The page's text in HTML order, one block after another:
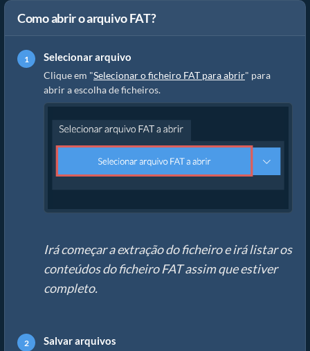
Como abrir o arquivo FAT?
Selecionar arquivo
Clique em "Selecionar o ficheiro FAT para abrir" para
abrir a escolha de ficheiros.
Irá começar a extração do ficheiro e irá listar os
conteúdos do ficheiro FAT assim que estiver
completo.
Salvar arquivos